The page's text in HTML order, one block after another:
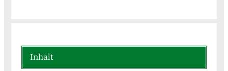
Inhalt